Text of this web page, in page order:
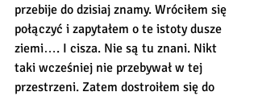
przebije do dzisiaj znamy. Wróciłem się
połączyć i zapytałem o te istoty dusze
ziemi…. I cisza. Nie są tu znani. Nikt
taki wcześniej nie przebywał w tej
przestrzeni. Zatem dostroiłem się do